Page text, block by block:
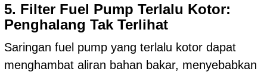
5. Filter Fuel Pump Terlalu Kotor:
Penghalang Tak Terlihat
Saringan fuel pump yang terlalu kotor dapat
menghambat aliran bahan bakar, menyebabkan